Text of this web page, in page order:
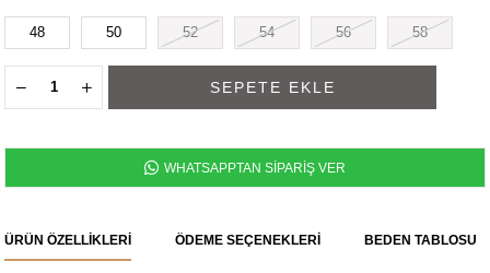
48 50 52 54 56 58
WHATSAPPTAN SİPARİŞ VER
ÜRÜN ÖZELLIKLERI ÖDEME SEÇENEKLERI BEDEN TABLOSU